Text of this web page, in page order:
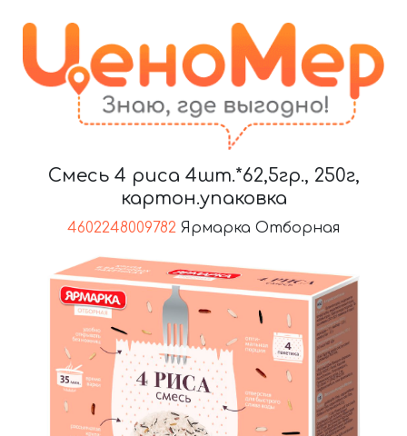
Смесь 4 риса 4шт.*62,5гр., 250г,
картон.упаковка
4602248009782 Ярмарка Отборная